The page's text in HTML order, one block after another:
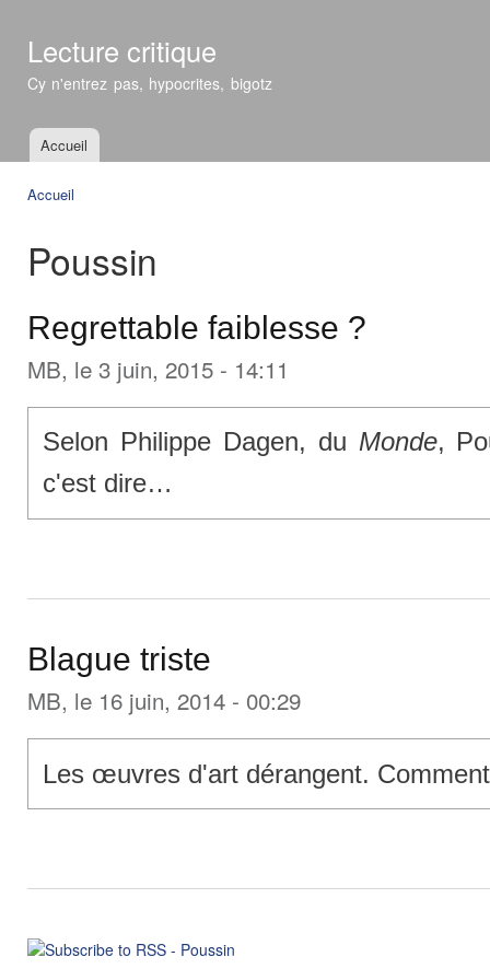
Lecture critique
Cy n'entrez pas, hypocrites, bigotz
Menu principal
Accueil
Accueil
Poussin
Regrettable faiblesse ?
MB, le 3 juin, 2015 - 14:11
Selon Philippe Dagen, du Monde,
c'est dire…
Blague triste
MB, le 16 juin, 2014 - 00:29
Les œuvres d'art dérangent.